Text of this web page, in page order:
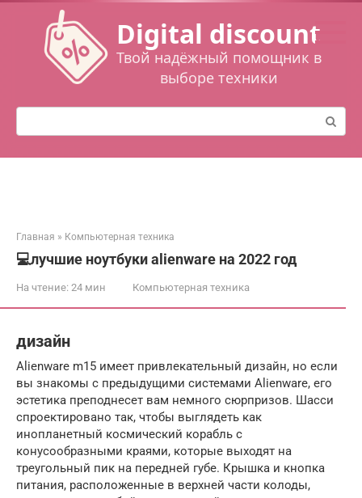
Перейти
контенту
Digital discount
Твой надёжный помощник в
выборе техники
Поиск:
Главная » Компьютерная техника
💻лучшие ноутбуки alienware на 2022 год
На чтение: 24 мин Компьютерная техника
дизайн
Alienware m15 имеет привлекательный дизайн, но если
вы знакомы с предыдущими системами Alienware, его
эстетика преподнесет вам немного сюрпризов. Шасси
спроектировано так, чтобы выглядеть как
инопланетный космический корабль с
конусообразными краями, которые выходят на
треугольный пик на передней губе. Крышка и кнопка
питания, расположенные в верхней части колоды,